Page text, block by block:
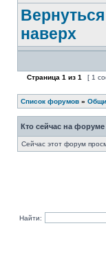
Вернуться
наверх
Страница 1 из 1 [ 1
Список форумов »
Кто сейчас на форуме
Сейчас этот форум
Найти: